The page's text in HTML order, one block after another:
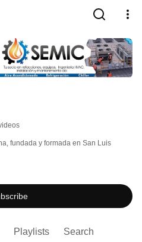
fundada y formada en San Luis
Playlists Search